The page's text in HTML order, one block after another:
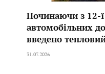
Починаючи з 12-
автомобільних
введено
31.07.2026